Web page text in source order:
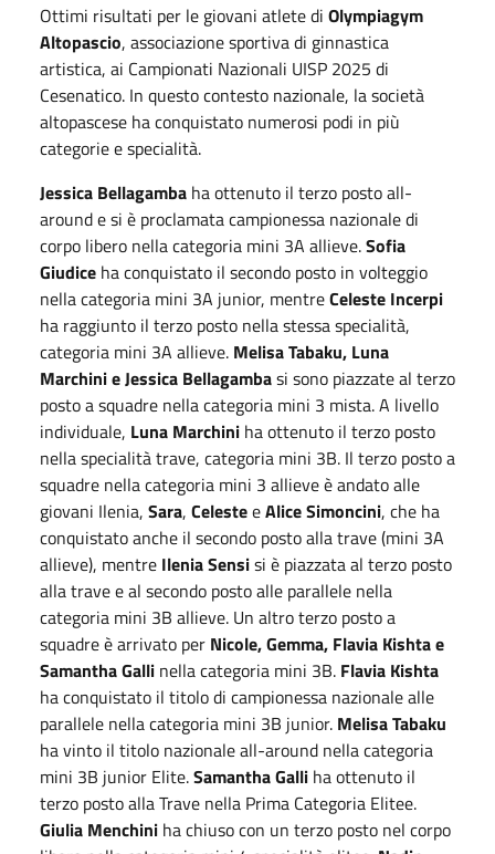
Ottimi risultati per le giovani atlete di Olympiagym
Altopascio, associazione sportiva di ginnastica
artistica, ai Campionati Nazionali UISP 2025 di
Cesenatico. In questo contesto nazionale, la società
altopascese ha conquistato numerosi podi in più
categorie e specialità.
Jessica Bellagamba ha ottenuto il terzo posto all-
around e si è proclamata campionessa nazionale di
corpo libero nella categoria mini 3A allieve.Sofia
Giudice ha conquistato il secondo posto in volteggio
nella categoria mini 3A junior, mentreCeleste Incerpi
ha raggiunto il terzo posto nella stessa specialità,
categoria mini 3A allieve. Melisa Tabaku, Luna
Marchini e Jessica Bellagambasi sono piazzate al terzo
posto a squadre nella categoria mini 3 mista. A livello
individuale, Luna Marchini ha ottenuto il terzo posto
nella specialità trave, categoria mini 3B. Il terzo posto a
squadre nella categoria mini 3 allieve è andato alle
giovani Ilenia, Sara, CelesteeAliceSimoncini, che ha
conquistato anche il secondo posto alla trave (mini 3A
allieve), mentre IleniaSensisi è piazzata al terzo posto
alla trave e al secondo posto alle parallele nella
categoria mini 3B allieve. Un altro terzo posto a
squadre è arrivato per Nicole, Gemma, Flavia Kishta e
Samantha Galli nella categoria mini 3B. Flavia Kishta
ha conquistato il titolo di campionessa nazionale alle
parallele nella categoria mini 3B junior. Melisa Tabaku
ha vinto il titolo nazionale all-around nella categoria
mini 3B junior Elite.Samantha Galli ha ottenuto il
terzo posto alla Trave nella Prima Categoria Elitee.
Giulia Menchini ha chiuso con un terzo posto nel corpo